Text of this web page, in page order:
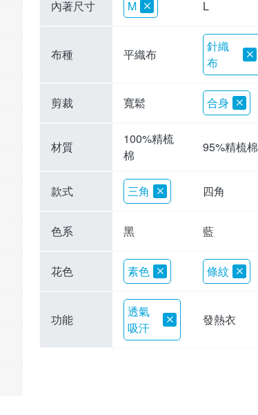
內著尺寸 M L
布種 平織布
針織
布
剪裁 寬鬆 合身
材質
100%精梳
棉
95%精梳棉
款式 三角 四角
色系 黑 藍
花色 素色 條紋
功能
透氣
吸汗
發熱衣